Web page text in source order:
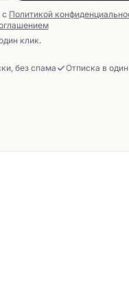
Политикой
клик.
без спама Отписка в